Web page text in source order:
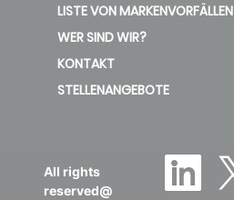
LISTE VON MARKENVORFÄLLEN
WER SIND WIR?
KONTAKT
STELLENANGEBOTE
All rights
reserved@